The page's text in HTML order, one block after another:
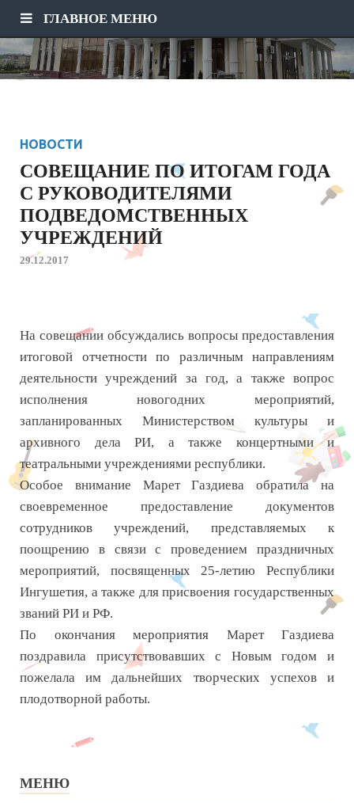
ГЛАВНОЕ МЕНЮ
НОВОСТИ
СОВЕЩАНИЕ ПО ИТОГАМ ГОДА
С РУКОВОДИТЕЛЯМИ
ПОДВЕДОМСТВЕННЫХ
УЧРЕЖДЕНИЙ
29.12.2017
На совещании обсуждались вопросы предоставления
итоговой отчетности по различным направлениям
деятельности учреждений за год, а также вопрос
исполнения новогодних мероприятий,
запланированных Министерством культуры и
архивного дела РИ, а также концертными и
театральными учреждениями республики.
Особое внимание Марет Газдиева обратила на
своевременное предоставление документов
сотрудников учреждений, представляемых к
поощрению в связи с проведением праздничных
мероприятий, посвященных 25-летию Республики
Ингушетия, а также для присвоения государственных
званий РИ и РФ.
По окончания мероприятия Марет Газдиева
поздравила присутствовавших с Новым годом и
пожелала им дальнейших творческих успехов и
плодотворной работы.
МЕНЮ